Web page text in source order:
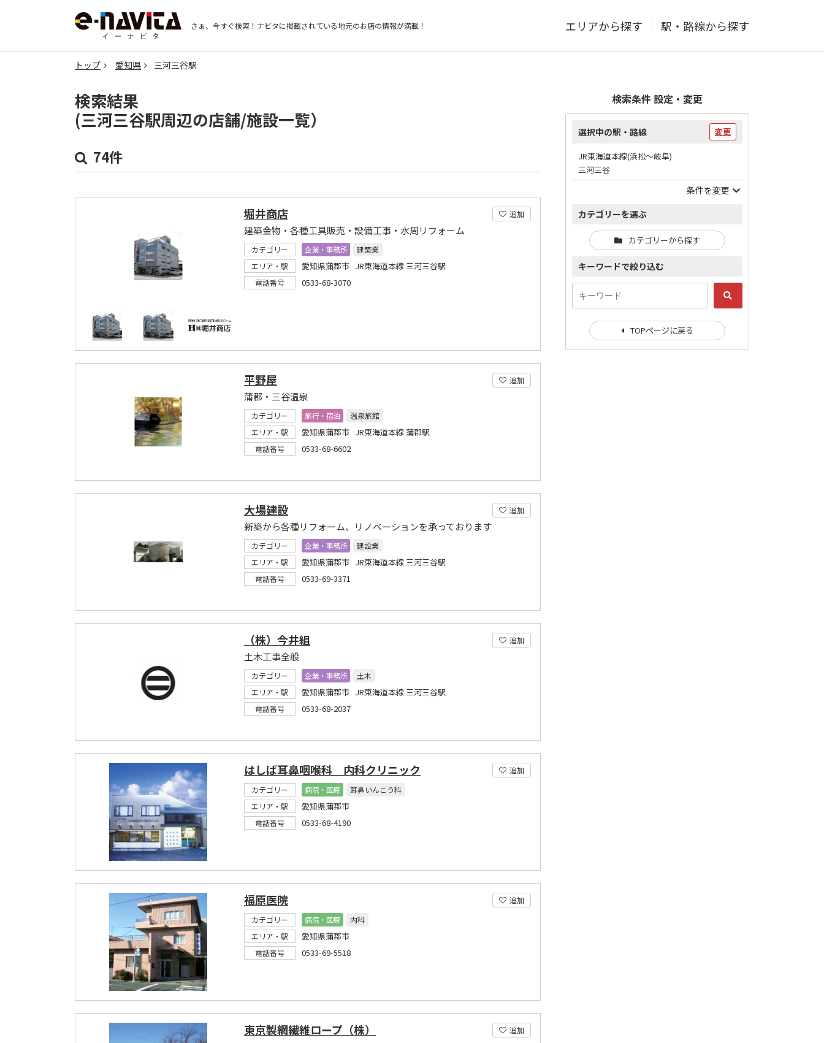
さぁ、今すぐ検索！ ナビタに掲載されている地元のお店の情報が満載！ エリアから探す 駅・路線から探す
トップ 愛知県 三河三谷駅
検索結果
(三河三谷駅周辺の店舗/施設一覧）
74件
追加
堀井商店
建築金物・各種工具販売・設備工事・水周リフォーム
カテゴリー 企業・事務所
建築業
エリア・駅
愛知県蒲郡市 JR東海道本線 三河三谷駅
電話番号 0533-68-3070
追加
平野屋
蒲郡・三谷温泉
カテゴリー 旅行・宿泊
温泉旅館
エリア・駅
愛知県蒲郡市 JR東海道本線 蒲郡駅
電話番号 0533-68-6602
追加
大場建設
新築から各種リフォーム、リノベーションを承っております
カテゴリー 企業・事務所
建設業
エリア・駅
愛知県蒲郡市 JR東海道本線 三河三谷駅
電話番号 0533-69-3371
追加
（株）今井組
土木工事全般
カテゴリー 企業・事務所
土木
エリア・駅
愛知県蒲郡市 JR東海道本線 三河三谷駅
電話番号 0533-68-2037
追加
はしば耳鼻咽喉科 内科クリニック
カテゴリー 病院・医療
耳鼻いんこう科
エリア・駅
愛知県蒲郡市
電話番号 0533-68-4190
追加
福原医院
カテゴリー 病院・医療
内科
エリア・駅
愛知県蒲郡市
電話番号 0533-69-5518
追加
東京製網繊維ロープ（株）
検索条件 設定・変更
選択中の駅・路線 変更
JR東海道本線(浜松～岐阜)
三河三谷
条件を変更
カテゴリーを選ぶ
カテゴリーから探す
キーワードで絞り込む
TOPページに戻る